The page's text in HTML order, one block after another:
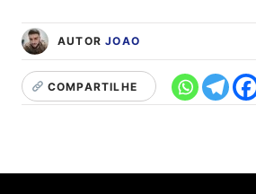
AUTORJOAO
COMPARTILHE